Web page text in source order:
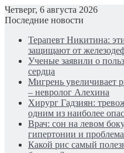
Четверг, 6 августа 2026
Последние новости
Терапевт Никитина:
защищают от
Ученые заявили о
сердца
Мигрень увеличивает
– невролог Алехина
Хирург Гадзиян:
одним из наиболее
Врач: сон на левом
гипертонии и
Какой рис самый